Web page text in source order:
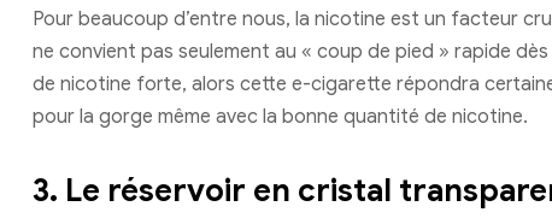
Pour beaucoup d’entre nous, la nicotine est un facteur
ne convient pas seulement au « coup de pied » rapide
de nicotine forte, alors cette e-cigarette répondra
pour la gorge même avec la bonne quantité de nicotine.
3. Le réservoir en cristal